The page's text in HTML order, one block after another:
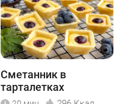
Сметанник в
тарталетках